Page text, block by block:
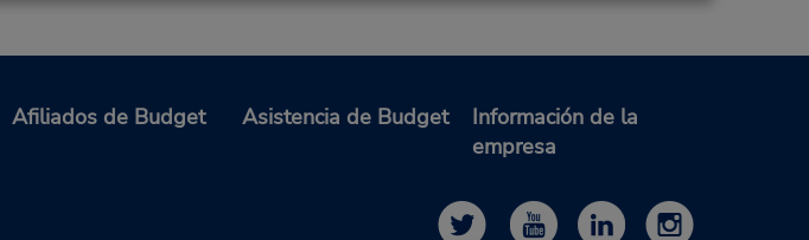
Afiliados de Budget Asistencia de Budget
Información de la
empresa